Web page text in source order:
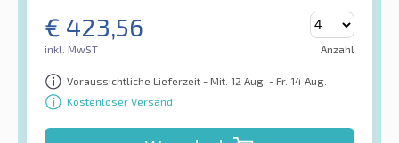
€ 423,56
inkl. MwST Anzahl
Voraussichtliche Lieferzeit - Mit. 12 Aug. - Fr. 14 Aug.
Kostenloser Versand